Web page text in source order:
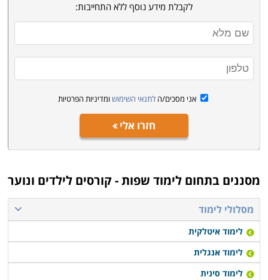
לקבלת מידע נוסף ללא התחייבות:
אני מסכים/ה לתנאי השימוש ומדיניות הפרטיות
חזרו אלי
מסננים בתחום לימוד שפות - קורסים לילדים ונוער
מסלולי לימוד
לימוד איטלקית
לימוד אנגלית
לימוד סינית